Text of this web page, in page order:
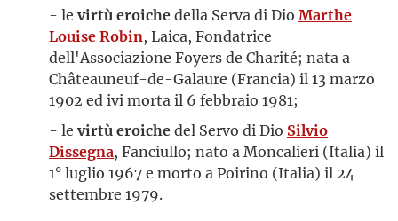
- le virtù eroichedella Serva di Dio Marthe
Louise Robin, Laica, Fondatrice
dell'Associazione Foyers de Charité; nata a
Châteauneuf-de-Galaure (Francia) il 13 marzo
1902 ed ivi morta il 6 febbraio 1981;
- le virtù eroichedel Servo di Dio Silvio
Dissegna, Fanciullo; nato a Moncalieri (Italia) il
1° luglio 1967 e morto a Poirino (Italia) il 24
settembre 1979.